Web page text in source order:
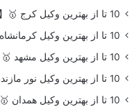
10 تا از بهترین وکیل کرج 🥇【آپدیت جدید】⚖️
10 تا از بهترین وکیل کرمانشاه 🥇【آپدیت جدید】
10 تا از بهترین وکیل مشهد 🥇【آپدیت جدید】⚖️
10 تا از بهترین وکیل نور مازندران 🥇【آپدیت جدید】
10 تا از بهترین وکیل همدان 🥇【آپدیت جدید】